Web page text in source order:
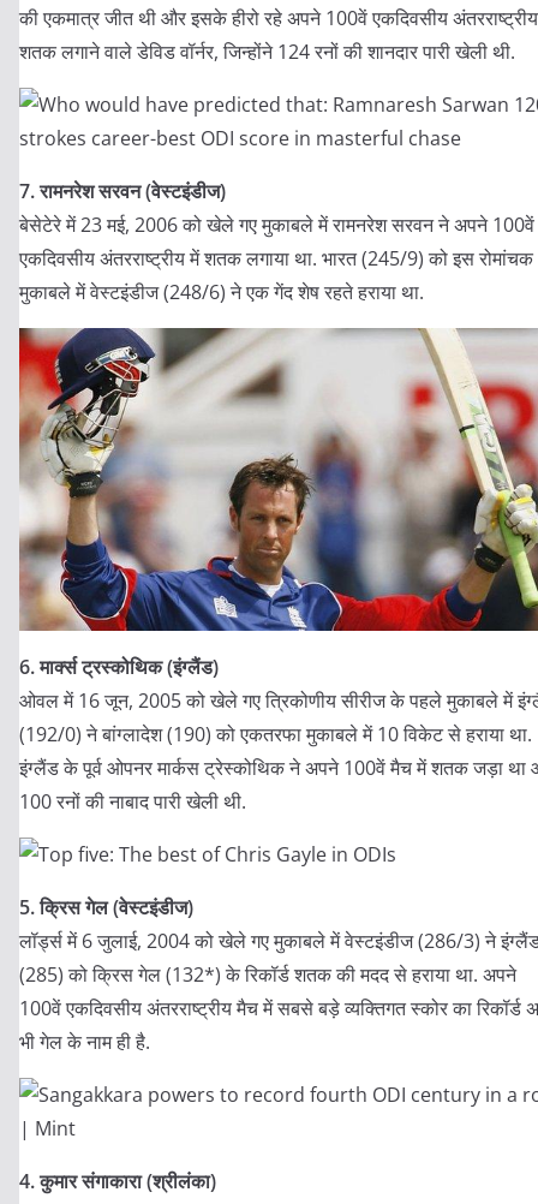
की एकमात्र जीत थी और इसके हीरो रहे अपने 100वें एकदिवसीय
शतक लगाने वाले डेविड वॉर्नर, जिन्होंने 124 रनों की शानदार पारी खेली थी.
7. रामनरेश सरवन (वेस्टइंडीज)
बेसेटेरे में 23 मई, 2006 को खेले गए मुकाबले में रामनरेश सरवन ने अपने 100वें
एकदिवसीय अंतरराष्ट्रीय में शतक लगाया था. भारत (245/9) को इस रोमांचक
मुकाबले में वेस्टइंडीज (248/6) ने एक गेंद शेष रहते हराया था.
6. मार्क्स ट्रस्कोथिक (इंग्लैंड)
ओवल में 16 जून, 2005 को खेले गए त्रिकोणीय सीरीज के पहले मुकाबले में
(192/0) ने बांग्लादेश (190) को एकतरफा मुकाबले में 10 विकेट से हराया था.
इंग्लैंड के पूर्व ओपनर मार्कस ट्रेस्कोथिक ने अपने 100वें मैच में शतक जड़ा था
100 रनों की नाबाद पारी खेली थी.
5. क्रिस गेल (वेस्टइंडीज)
लॉर्ड्स में 6 जुलाई, 2004 को खेले गए मुकाबले में वेस्टइंडीज (286/3) ने
(285) को क्रिस गेल (132*) के रिकॉर्ड शतक की मदद से हराया था. अपने
100वें एकदिवसीय अंतरराष्ट्रीय मैच में सबसे बड़े व्यक्तिगत स्कोर का रिकॉर्ड
भी गेल के नाम ही है.
4. कुमार संगाकारा (श्रीलंका)